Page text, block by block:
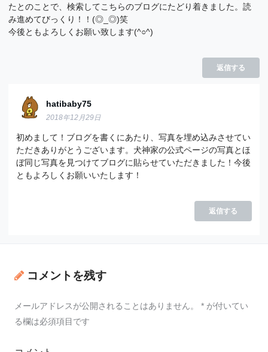
たとのことで、検索してこちらのブログにたどり着きました。読
み進めてびっくり！！(◎_◎)笑
今後ともよろしくお願い致します(^○^)
返信する
hatibaby75
2018年12月29日
初めまして！ブログを書くにあたり、写真を埋め込みさせてい
ただきありがとうございます。犬神家の公式ページの写真とほ
ぼ同じ写真を見つけてブログに貼らせていただきました！今後
ともよろしくお願いいたします！
返信する
コメントを残す
メールアドレスが公開されることはありません。 * が付いてい
る欄は必須項目です